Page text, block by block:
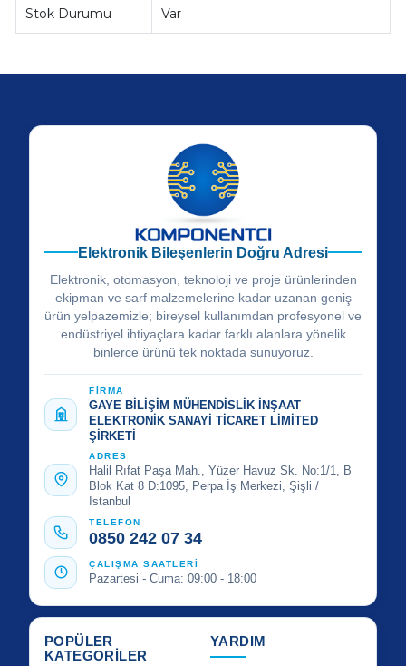
Stok Durumu Var
Elektronik Bileşenlerin Doğru Adresi
Elektronik, otomasyon, teknoloji ve proje ürünlerinden
ekipman ve sarf malzemelerine kadar uzanan geniş
ürün yelpazemizle; bireysel kullanımdan profesyonel ve
endüstriyel ihtiyaçlara kadar farklı alanlara yönelik
binlerce ürünü tek noktada sunuyoruz.
FİRMA
GAYE BİLİŞİM MÜHENDİSLİK İNŞAAT
ELEKTRONİK SANAYİ TİCARET LİMİTED
ŞİRKETİ
ADRES
Halil Rıfat Paşa Mah., Yüzer Havuz Sk. No:1/1, B
Blok Kat 8 D:1095, Perpa İş Merkezi, Şişli /
İstanbul
TELEFON
0850 242 07 34
ÇALIŞMA SAATLERİ
Pazartesi - Cuma: 09:00 - 18:00
POPÜLER
KATEGORİLER
YARDIM